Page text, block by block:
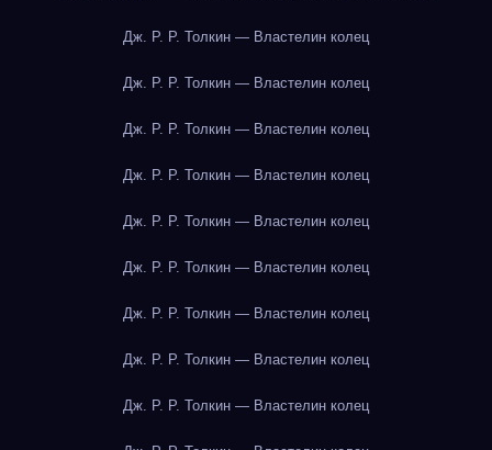
Дж. Р. Р. Толкин — Властелин колец
Дж. Р. Р. Толкин — Властелин колец
Дж. Р. Р. Толкин — Властелин колец
Дж. Р. Р. Толкин — Властелин колец
Дж. Р. Р. Толкин — Властелин колец
Дж. Р. Р. Толкин — Властелин колец
Дж. Р. Р. Толкин — Властелин колец
Дж. Р. Р. Толкин — Властелин колец
Дж. Р. Р. Толкин — Властелин колец